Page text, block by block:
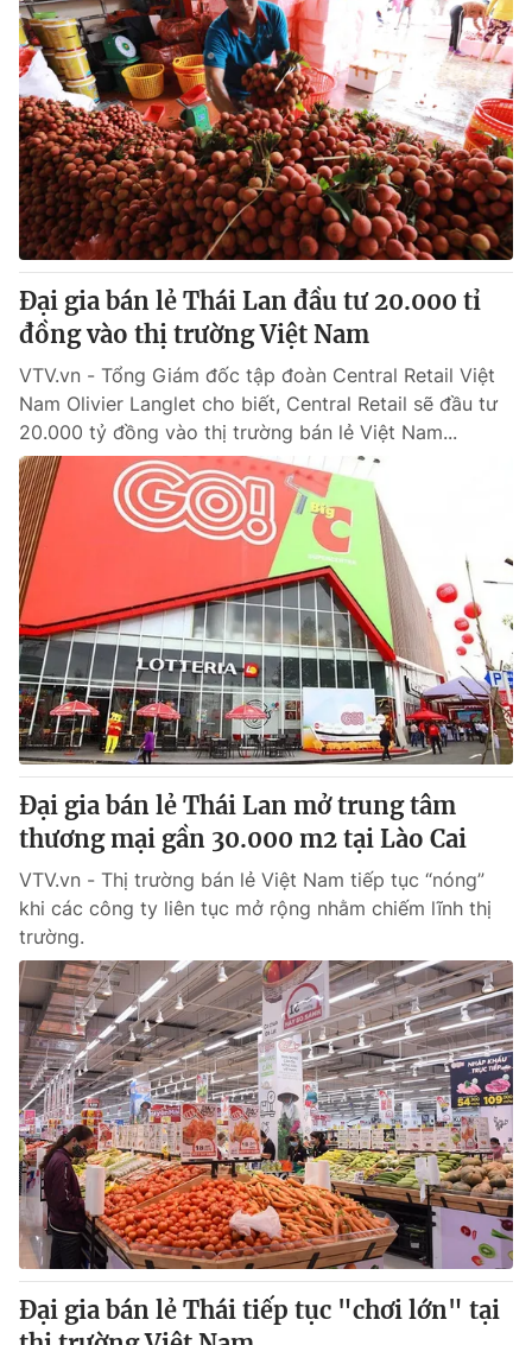
Liên hệ quảng cáo:024-7300.7108
® Cấm sao chép dưới mọi hình thức nếu không có sự chấp
thuận bằng văn bản. Ghi rõ nguồn VTV.vn khi phát hành lại
thông tin từ website này.
Đại gia bán lẻ Thái Lan đầu tư 20.000 tỉ
đồng vào thị trường Việt Nam
VTV.vn - Tổng Giám đốc tập đoàn Central Retail Việt
Nam Olivier Langlet cho biết, Central Retail sẽ đầu tư
20.000 tỷ đồng vào thị trường bán lẻ Việt Nam...
Đại gia bán lẻ Thái Lan mở trung tâm
thương mại gần 30.000 m2 tại Lào Cai
VTV.vn - Thị trường bán lẻ Việt Nam tiếp tục “nóng”
khi các công ty liên tục mở rộng nhằm chiếm lĩnh thị
trường.
Đại gia bán lẻ Thái tiếp tục "chơi lớn" tại